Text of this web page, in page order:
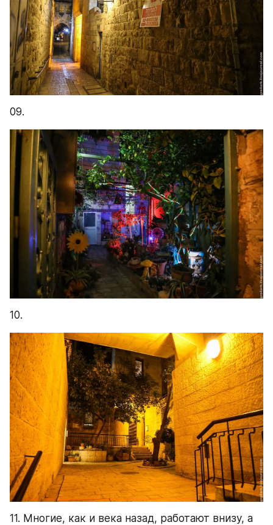
09.
10.
11. Многие, как и века назад, работают внизу, а
живут наверху. Шаговая доступность до работы
в прямом смысле: